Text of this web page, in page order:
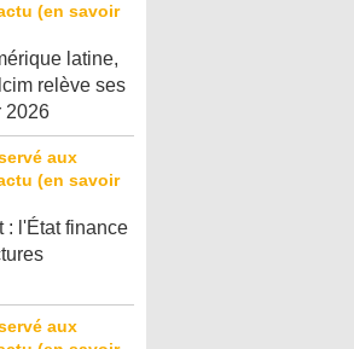
latine,
relève ses
2026
: l'État finance